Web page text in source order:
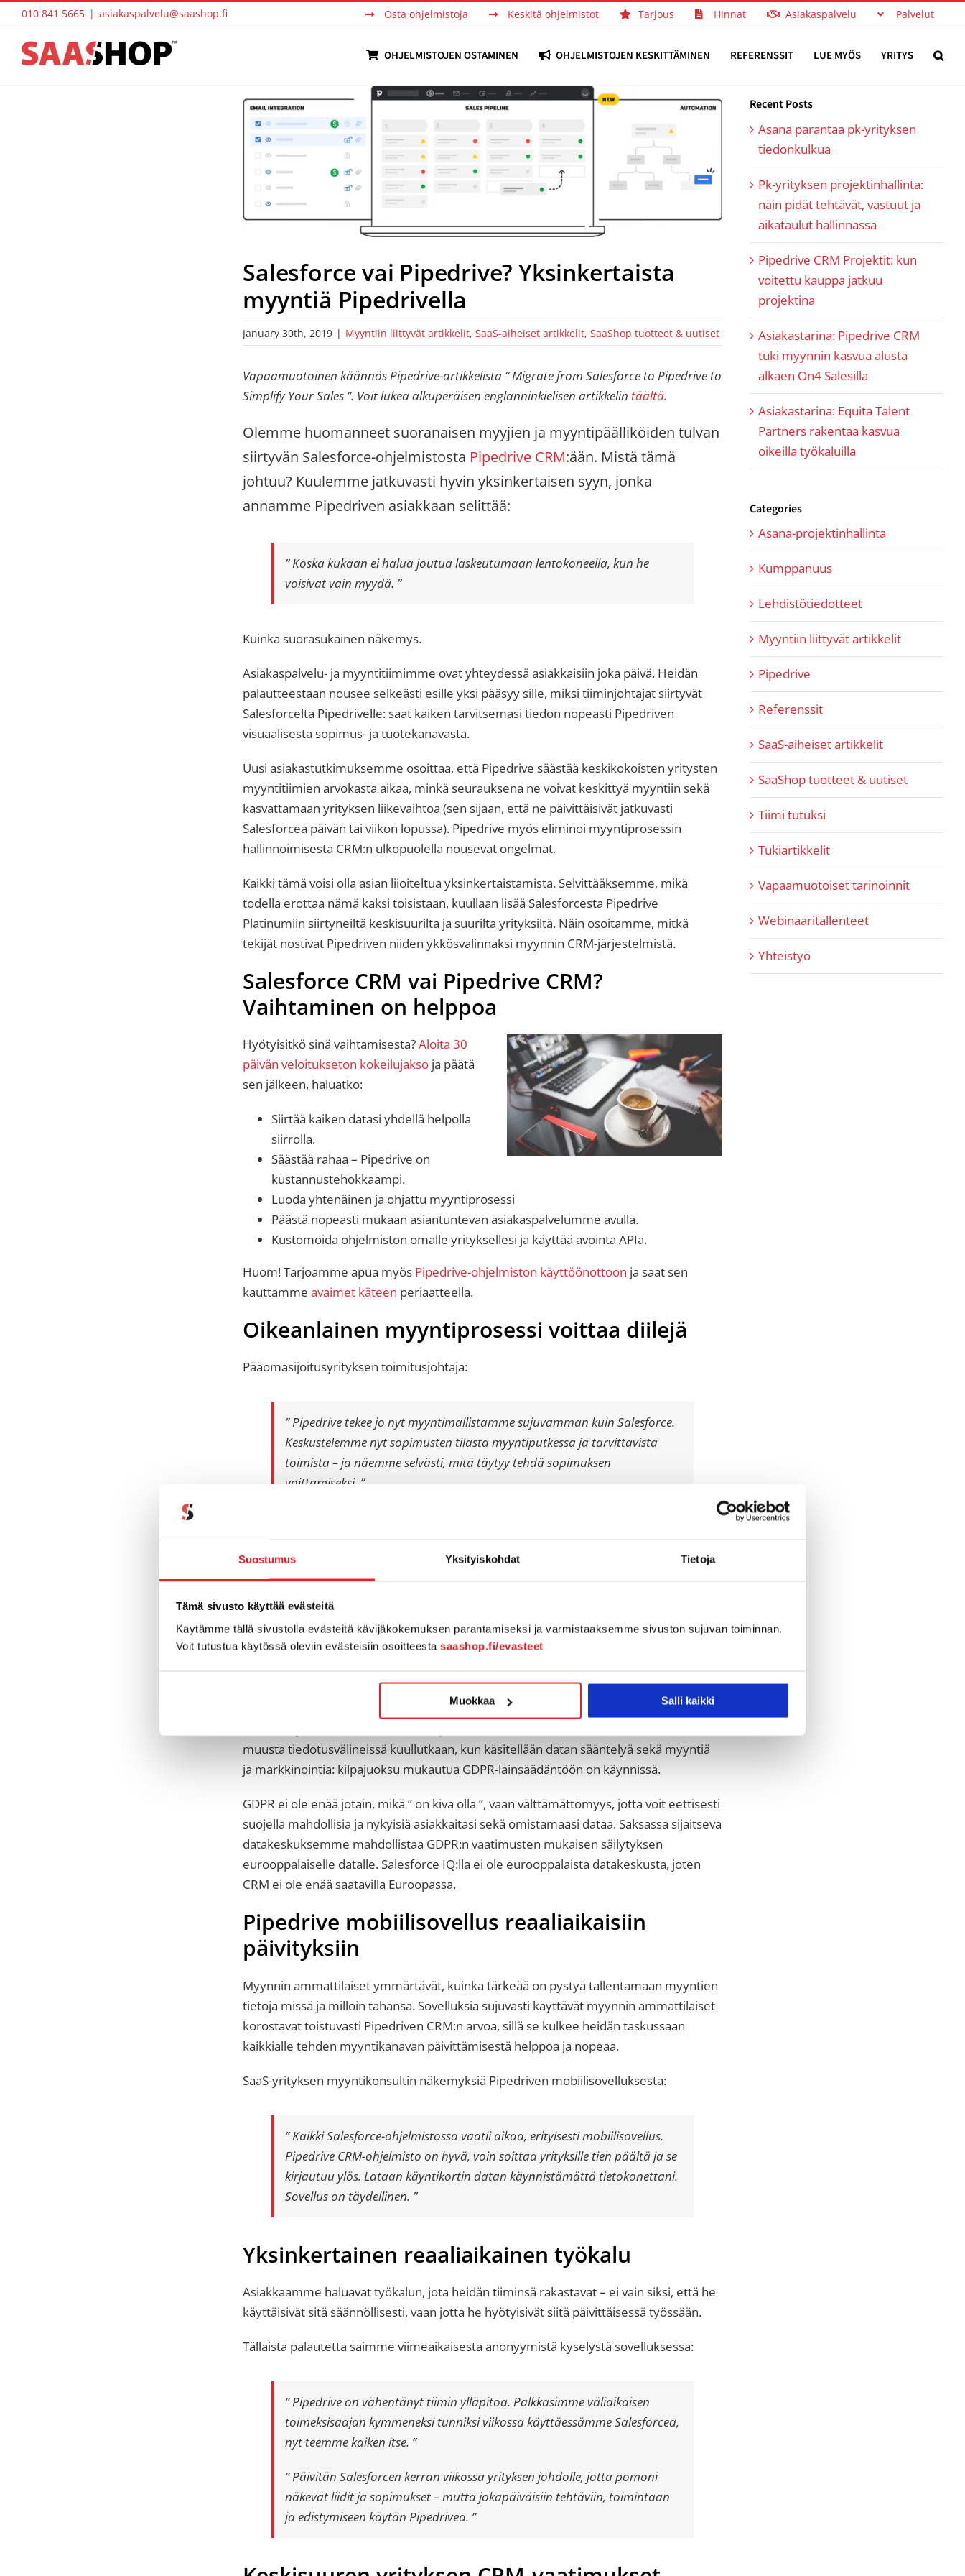
Suostumus Yksityiskohdat Tietoja
Tämä sivusto käyttää evästeitä
Käytämme tällä sivustolla evästeitä kävijäkokemuksen parantamiseksi ja varmistaaksemme sivuston sujuvan toiminnan.
Voit tutustua käytössä oleviin evästeisiin osoitteesta saashop.fi/evasteet
Muokkaa Salli kaikki
Skip
content
010 841 5665 | asiakaspalvelu@saashop.fi Osta ohjelmistoja Keskitä ohjelmistot Tarjous Hinnat Asiakaspalvelu Palvelut
OHJELMISTOJEN OSTAMINEN OHJELMISTOJEN KESKITTÄMINEN REFERENSSIT LUE MYÖS YRITYS
View
Larger
Image
Salesforce vai Pipedrive? Yksinkertaista
myyntiä Pipedrivella
January 30th, 2019 | Myyntiin liittyvät artikkelit,SaaS-aiheiset artikkelit,SaaShop tuotteet & uutiset
Vapaamuotoinen käännös Pipedrive-artikkelista “ Migrate from Salesforce to Pipedrive to
Simplify Your Sales ”. Voit lukea alkuperäisen englanninkielisen artikkelin täältä.
Olemme huomanneet suoranaisen myyjien ja myyntipäälliköiden tulvan
siirtyvän Salesforce-ohjelmistosta Pipedrive CRM:ään. Mistä tämä
johtuu? Kuulemme jatkuvasti hyvin yksinkertaisen syyn, jonka
annamme Pipedriven asiakkaan selittää:
” Koska kukaan ei halua joutua laskeutumaan lentokoneella, kun he
voisivat vain myydä. ”
Kuinka suorasukainen näkemys.
Asiakaspalvelu- ja myyntitiimimme ovat yhteydessä asiakkaisiin joka päivä. Heidän
palautteestaan nousee selkeästi esille yksi pääsyy sille, miksi tiiminjohtajat siirtyvät
Salesforcelta Pipedrivelle: saat kaiken tarvitsemasi tiedon nopeasti Pipedriven
visuaalisesta sopimus- ja tuotekanavasta.
Uusi asiakastutkimuksemme osoittaa, että Pipedrive säästää keskikokoisten yritysten
myyntitiimien arvokasta aikaa, minkä seurauksena ne voivat keskittyä myyntiin sekä
kasvattamaan yrityksen liikevaihtoa (sen sijaan, että ne päivittäisivät jatkuvasti
Salesforcea päivän tai viikon lopussa). Pipedrive myös eliminoi myyntiprosessin
hallinnoimisesta CRM:n ulkopuolella nousevat ongelmat.
Kaikki tämä voisi olla asian liioiteltua yksinkertaistamista. Selvittääksemme, mikä
todella erottaa nämä kaksi toisistaan, kuullaan lisää Salesforcesta Pipedrive
Platinumiin siirtyneiltä keskisuurilta ja suurilta yrityksiltä. Näin osoitamme, mitkä
tekijät nostivat Pipedriven niiden ykkösvalinnaksi myynnin CRM-järjestelmistä.
Salesforce CRM vai Pipedrive CRM?
Vaihtaminen on helppoa
Hyötyisitkö sinä vaihtamisesta?Aloita 30
päivän veloitukseton kokeilujakso ja päätä
sen jälkeen, haluatko:
Siirtää kaiken datasi yhdellä helpolla
siirrolla.
Säästää rahaa – Pipedrive on
kustannustehokkaampi.
Luoda yhtenäinen ja ohjattu myyntiprosessi
Päästä nopeasti mukaan asiantuntevan asiakaspalvelumme avulla.
Kustomoida ohjelmiston omalle yrityksellesi ja käyttää avointa APIa.
Huom! Tarjoamme apua myös Pipedrive-ohjelmiston käyttöönottoon ja saat sen
kauttammeavaimet käteen periaatteella.
Oikeanlainen myyntiprosessi voittaa diilejä
Pääomasijoitusyrityksen toimitusjohtaja:
”Pipedrive tekee jo nyt myyntimallistamme sujuvamman kuin Salesforce.
Keskustelemme nyt sopimusten tilasta myyntiputkessa ja tarvittavista
toimista – ja näemme selvästi, mitä täytyy tehdä sopimuksen
voittamiseksi. ”
Pipedrive ei ole vai CRM-ohjelmisto, vaan menee pidemmälle tuomalla lisäarvoa
liiketoiminnan eri osa-alueille:
” Käytimme ennen Asanaa projektinhallintaan, mutta luovuimme siitä,
koska Pipedrivea voi käyttää myös projektien hallinnoimiseen. ”
Pipedrive on GDPR lainsäädännön mukainen
muusta tiedotusvälineissä kuullutkaan, kun käsitellään datan sääntelyä sekä myyntiä
ja markkinointia: kilpajuoksu mukautua GDPR-lainsäädäntöön on käynnissä.
GDPR ei ole enää jotain, mikä ” on kiva olla ”, vaan välttämättömyys, jotta voit eettisesti
suojella mahdollisia ja nykyisiä asiakkaitasi sekä omistamaasi dataa. Saksassa sijaitseva
datakeskuksemme mahdollistaa GDPR:n vaatimusten mukaisen säilytyksen
eurooppalaiselle datalle. Salesforce IQ:lla ei ole eurooppalaista datakeskusta, joten
CRM ei ole enää saatavilla Euroopassa.
Pipedrive mobiilisovellus reaaliaikaisiin
päivityksiin
Myynnin ammattilaiset ymmärtävät, kuinka tärkeää on pystyä tallentamaan myyntien
tietoja missä ja milloin tahansa. Sovelluksia sujuvasti käyttävät myynnin ammattilaiset
korostavat toistuvasti Pipedriven CRM:n arvoa, sillä se kulkee heidän taskussaan
kaikkialle tehden myyntikanavan päivittämisestä helppoa ja nopeaa.
SaaS-yrityksen myyntikonsultin näkemyksiä Pipedriven mobiilisovelluksesta:
” Kaikki Salesforce-ohjelmistossa vaatii aikaa, erityisesti mobiilisovellus.
Pipedrive CRM-ohjelmisto on hyvä, voin soittaa yrityksille tien päältä ja se
kirjautuu ylös. Lataan käyntikortin datan käynnistämättä tietokonettani.
Sovellus on täydellinen. ”
Yksinkertainen reaaliaikainen työkalu
Asiakkaamme haluavat työkalun, jota heidän tiiminsä rakastavat – ei vain siksi, että he
käyttäisivät sitä säännöllisesti, vaan jotta he hyötyisivät siitä päivittäisessä työssään.
Tällaista palautetta saimme viimeaikaisesta anonyymistä kyselystä sovelluksessa:
” Pipedrive on vähentänyt tiimin ylläpitoa. Palkkasimme väliaikaisen
toimeksisaajan kymmeneksi tunniksi viikossa käyttäessämme Salesforcea,
nyt teemme kaiken itse. ”
” Päivitän Salesforcen kerran viikossa yrityksen johdolle, jotta pomoni
näkevät liidit ja sopimukset – mutta jokapäiväisiin tehtäviin, toimintaan
ja edistymiseen käytän Pipedrivea. ”
Recent Posts
Asana parantaa pk-yrityksen
tiedonkulkua
Pk-yrityksen projektinhallinta:
näin pidät tehtävät, vastuut ja
aikataulut hallinnassa
Pipedrive CRM Projektit: kun
voitettu kauppa jatkuu
projektina
Asiakastarina: Pipedrive CRM
tuki myynnin kasvua alusta
alkaen On4 Salesilla
Asiakastarina: Equita Talent
Partners rakentaa kasvua
oikeilla työkaluilla
Categories
Asana-projektinhallinta
Kumppanuus
Lehdistötiedotteet
Myyntiin liittyvät artikkelit
Pipedrive
Referenssit
SaaS-aiheiset artikkelit
SaaShop tuotteet & uutiset
Tiimi tutuksi
Tukiartikkelit
Vapaamuotoiset tarinoinnit
Webinaaritallenteet
Yhteistyö